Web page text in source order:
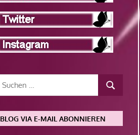
BLOG VIA E-MAIL ABONNIEREN